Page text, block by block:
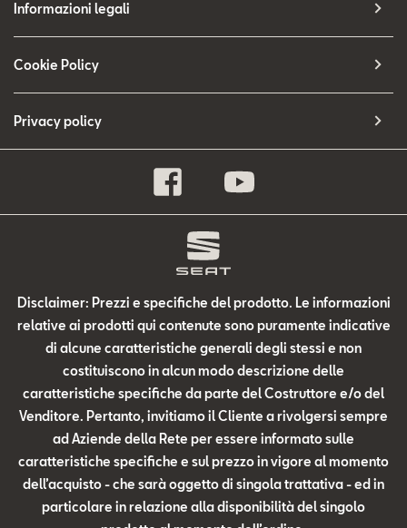
Informazioni legali
Cookie Policy
Privacy policy
Disclaimer: Prezzi e specifiche del prodotto. Le informazioni
relative ai prodotti qui contenute sono puramente indicative
di alcune caratteristiche generali degli stessi e non
costituiscono in alcun modo descrizione delle
caratteristiche specifiche da parte del Costruttore e/o del
Venditore. Pertanto, invitiamo il Cliente a rivolgersi sempre
ad Aziende della Rete per essere informato sulle
caratteristiche specifiche e sul prezzo in vigore al momento
dell’acquisto - che sarà oggetto di singola trattativa - ed in
particolare in relazione alla disponibilità del singolo